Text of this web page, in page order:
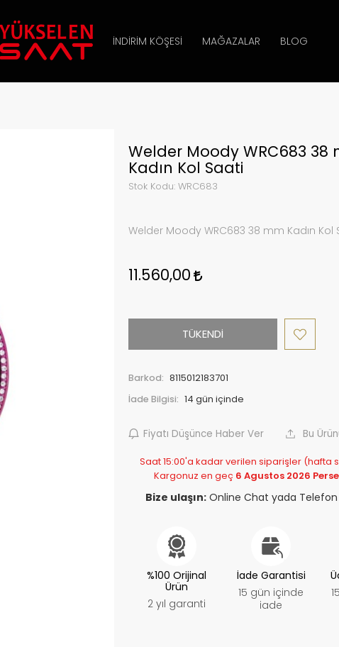
İNDIRIM KÖŞESI MAĞAZALAR BLOG
Welder Moody WRC683 38
Kadın Kol Saati
Stok Kodu: WRC683
Welder Moody WRC683 38 mm Kadın Kol
11.560,00
TÜKENDİ
Barkod: 8115012183701
İade Bilgisi:
Fiyatı Düşünce Haber Ver Bu
Saat 15:00'a kadar verilen siparişler (hafta
Kargonuz en geç 6 Agustos 2026
Bize ulaşın: Online Chat yada Telefon
%100 Orijinal
Ürün
2 yıl garanti
İade Garantisi
15 gün içinde
iade